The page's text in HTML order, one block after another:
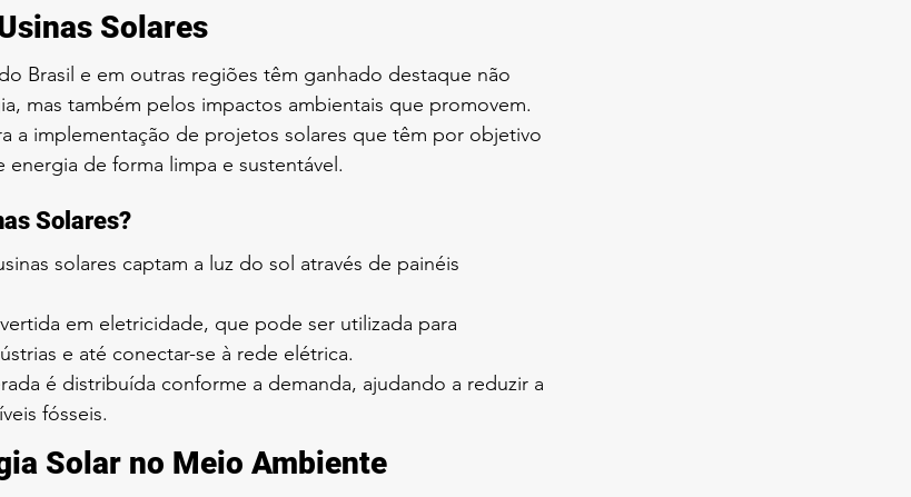
Solares
Brasil e em outras regiões têm ganhado destaque não
mas também pelos impactos ambientais que promovem.
a implementação de projetos solares que têm por objetivo
de forma limpa e sustentável.
Solares?
solares captam a luz do sol através de painéis
em eletricidade, que pode ser utilizada para
e até conectar-se à rede elétrica.
é distribuída conforme a demanda, ajudando a reduzir a
fósseis.
Solar no Meio Ambiente